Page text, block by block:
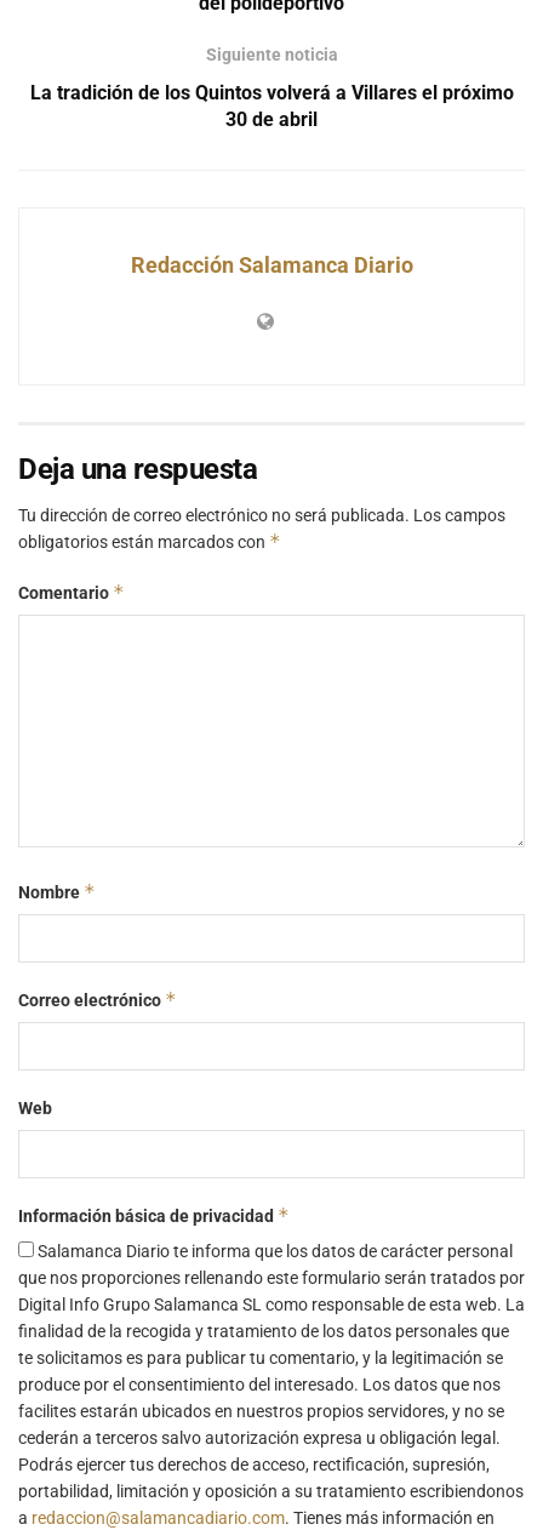
Siguiente noticia
La tradición de los Quintos volverá a Villares el próximo
30 de abril
Redacción Salamanca Diario
Deja una respuesta
Tu dirección de correo electrónico no será publicada. Los campos
obligatorios están marcados con *
Comentario *
Nombre *
Correo electrónico *
Web
Información básica de privacidad *
Salamanca Diario te informa que los datos de carácter personal
que nos proporciones rellenando este formulario serán tratados por
Digital Info Grupo Salamanca SL como responsable de esta web. La
finalidad de la recogida y tratamiento de los datos personales que
te solicitamos es para publicar tu comentario, y la legitimación se
produce por el consentimiento del interesado. Los datos que nos
facilites estarán ubicados en nuestros propios servidores, y no se
cederán a terceros salvo autorización expresa u obligación legal.
Podrás ejercer tus derechos de acceso, rectificación, supresión,
portabilidad, limitación y oposición a su tratamiento escribiendonos
a redaccion@salamancadiario.com. Tienes más información en